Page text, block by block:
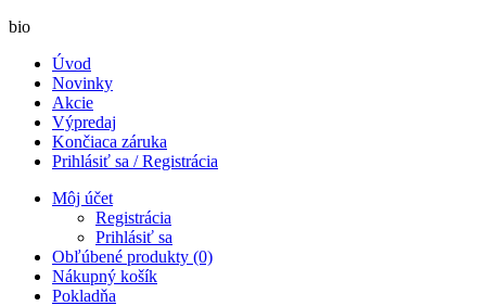
bio
Úvod
Novinky
Akcie
Výpredaj
Končiaca záruka
Prihlásiť sa / Registrácia
Môj účet
Registrácia
Prihlásiť sa
Obľúbené produkty (0)
Nákupný košík
Pokladňa